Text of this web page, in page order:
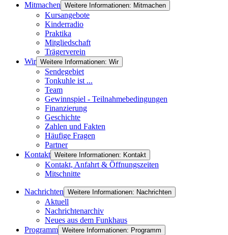
Mitmachen Weitere Informationen: Mitmachen
Kursangebote
Kinderradio
Praktika
Mitgliedschaft
Trägerverein
Wir Weitere Informationen: Wir
Sendegebiet
Tonkuhle ist ...
Team
Gewinnspiel - Teilnahmebedingungen
Finanzierung
Geschichte
Zahlen und Fakten
Häufige Fragen
Partner
Kontakt Weitere Informationen: Kontakt
Kontakt, Anfahrt & Öffnungszeiten
Mitschnitte
Nachrichten Weitere Informationen: Nachrichten
Aktuell
Nachrichtenarchiv
Neues aus dem Funkhaus
Programm Weitere Informationen: Programm